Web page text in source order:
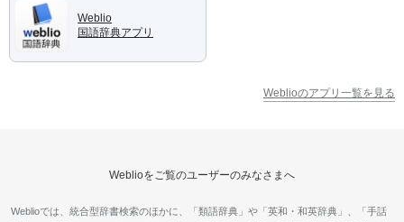
Weblio
国語辞典アプリ
Weblioのアプリ一覧を見る
Weblioをご覧のユーザーのみなさまへ
Weblioでは、統合型辞書検索のほかに、「類語辞典」や「英和・和英辞典」、「手話